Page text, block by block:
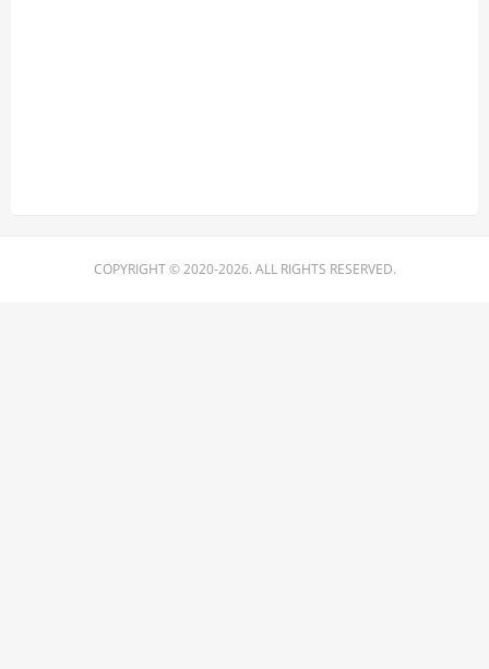
COPYRIGHT © 2020-2026. ALL RIGHTS RESERVED.